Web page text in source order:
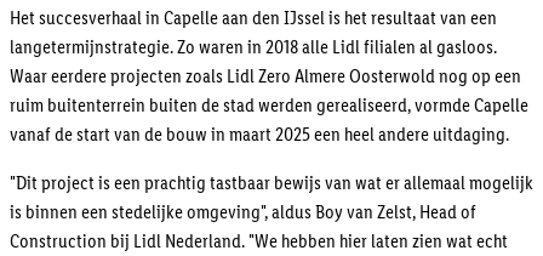
Het succesverhaal in Capelle aan den IJssel is het resultaat van een
langetermijnstrategie. Zo waren in 2018 alle Lidl filialen al gasloos.
Waar eerdere projecten zoals Lidl Zero Almere Oosterwold nog op een
ruim buitenterrein buiten de stad werden gerealiseerd, vormde Capelle
vanaf de start van de bouw in maart 2025 een heel andere uitdaging.
"Dit project is een prachtig tastbaar bewijs van wat er allemaal mogelijk
is binnen een stedelijke omgeving", aldus Boy van Zelst, Head of
Construction bij Lidl Nederland. "We hebben hier laten zien wat echt